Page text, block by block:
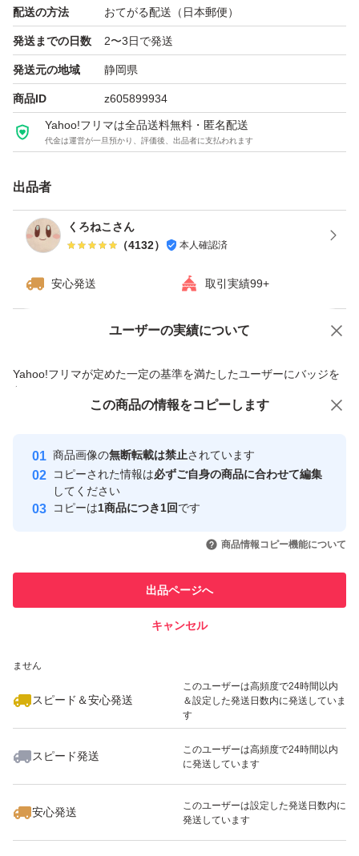
※賞味期限については基本的には添付画像のとおりです
が、発送時に新しいものが届いた場合これよりさらに新品
のものを発送させていただくことになります。 よろしく
お願いします。
※また、常に最安値で提供させていただいているため『お
下さいませ。
配送の方法 おてがる配送（日本郵便）
発送までの日数 2〜3日で発送
発送元の地域 静岡県
商品ID z605899934
Yahoo!フリマは全品送料無料・匿名配送
代金は運営が一旦預かり、評価後、出品者に支払われます
出品者
くろねこさん
（4132） 本人確認済
安心発送 取引実績99+
ユーザーの実績について
Yahoo!フリマが定めた一定の基準を満たしたユーザーにバッジを
付与しています
安心取引出品者
心・安全なユーザーです
取引実績
引を完了させた実績があります
での取引実績があります
ません
スピード＆安心発送
このユーザーは高頻度で24時間以内
＆設定した発送日数内に発送していま
す
スピード発送
このユーザーは高頻度で24時間以内
に発送しています
安心発送
このユーザーは設定した発送日数内に
発送しています
価格の相談 商品への質問
この商品の情報をコピーします
商品画像の無断転載は禁止されています
コピーされた情報は必ずご自身の商品に合わせて編集
してください
コピーは1商品につき1回です
商品情報コピー機能について
出品ページへ
キャンセル
この商品をみている人にオススメ
いいね！
1,950